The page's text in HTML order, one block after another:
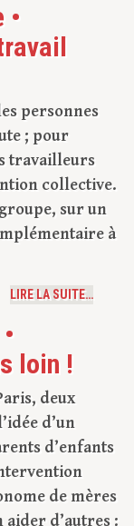
personnes
; pour
travailleurs
collective.
sur un
à
LIRE LA SUITE…
loin !
deux
d’un
d’enfants
de mères
aider d’autres :